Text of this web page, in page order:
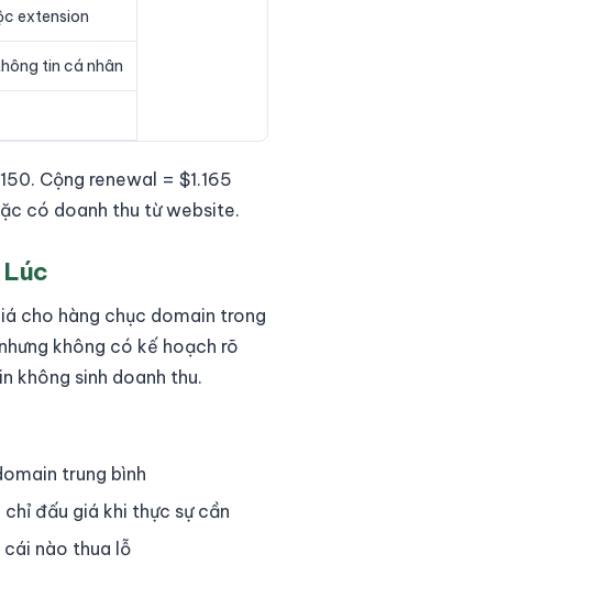
extension
tin cá nhân
Cộng renewal = $1.165
có doanh thu từ website.
cho hàng chục domain trong
không có kế hoạch rõ
không sinh doanh thu.
trung bình
đấu giá khi thực sự cần
cái nào thua lỗ